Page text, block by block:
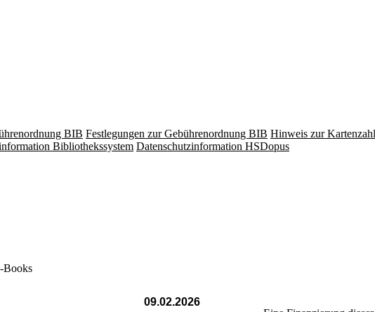
BIB Festlegungen zur Gebührenordnung BIB Hinweis zur
Bibliothekssystem Datenschutzinformation HSDopus
Books
09.02.2026